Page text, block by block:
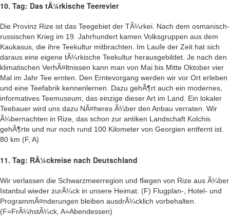
10. Tag: Das tÃ¼rkische Teerevier
Die Provinz Rize ist das Teegebiet der TÃ¼rkei. Nach dem osmanisch-
russischen Krieg im 19. Jahrhundert kamen Volksgruppen aus dem
Kaukasus, die ihre Teekultur mitbrachten. Im Laufe der Zeit hat sich
daraus eine eigene tÃ¼rkische Teekultur herausgebildet. Je nach den
klimatischen VerhÃ¤ltnissen kann man von Mai bis Mitte Oktober vier
Mal im Jahr Tee ernten. Den Erntevorgang werden wir vor Ort erleben
und eine Teefabrik kennenlernen. Dazu gehÃ¶rt auch ein modernes,
informatives Teemuseum, das einzige dieser Art im Land. Ein lokaler
Teebauer wird uns dazu NÃ¤heres Ã¼ber den Anbau verraten. Wir
Ã¼bernachten in Rize, das schon zur antiken Landschaft Kolchis
gehÃ¶rte und nur noch rund 100 Kilometer von Georgien entfernt ist.
80 km (F, A)
11. Tag: RÃ¼ckreise nach Deutschland
Wir verlassen die Schwarzmeerregion und fliegen von Rize aus Ã¼ber
Istanbul wieder zurÃ¼ck in unsere Heimat. (F) Flugplan-, Hotel- und
ProgrammÃ¤nderungen bleiben ausdrÃ¼cklich vorbehalten.
(F=FrÃ¼hstÃ¼ck, A=Abendessen)